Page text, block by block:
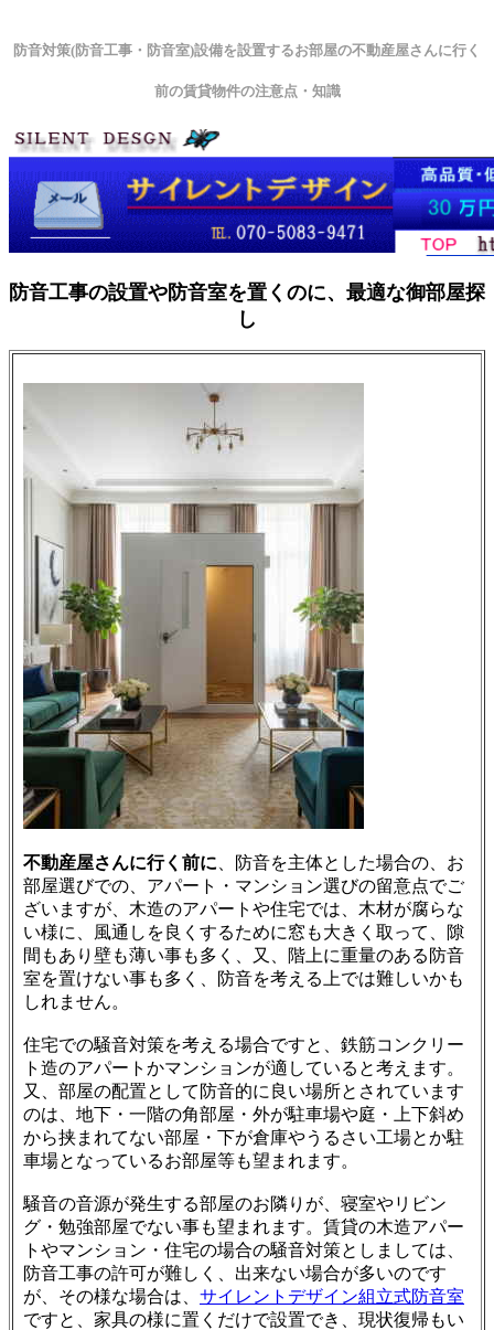
防音対策(防音工事・防音室)設備を設置するお部屋の不動産屋さんに行く
前の賃貸物件の注意点・知識
防音工事の設置や防音室を置くのに、最適な御部屋探
し
不動産屋さんに行く前に 、防音を主体とした場合の、お
部屋選びでの、アパート・マンション選びの留意点でご
ざいますが、木造のアパートや住宅では、木材が腐らな
い様に、風通しを良くするために窓も大きく取って、隙
間もあり壁も薄い事も多く、又、階上に重量のある防音
室を置けない事も多く、防音を考える上では難しいかも
しれません。
住宅での騒音対策を考える場合ですと、鉄筋コンクリー
ト造のアパートかマンションが適していると考えます。
又、部屋の配置として防音的に良い場所とされています
のは、地下・一階の角部屋・外が駐車場や庭・上下斜め
から挟まれてない部屋・下が倉庫やうるさい工場とか駐
車場となっているお部屋等も望まれます。
騒音の音源が発生する部屋のお隣りが、寝室やリビン
グ・勉強部屋でない事も望まれます。賃貸の木造アパー
トやマンション・住宅の場合の騒音対策としましては、
防音工事の許可が難しく、出来ない場合が多いのです
が、その様な場合は、 サイレントデザイン組立式防音室
ですと、家具の様に置くだけで設置でき、現状復帰もい